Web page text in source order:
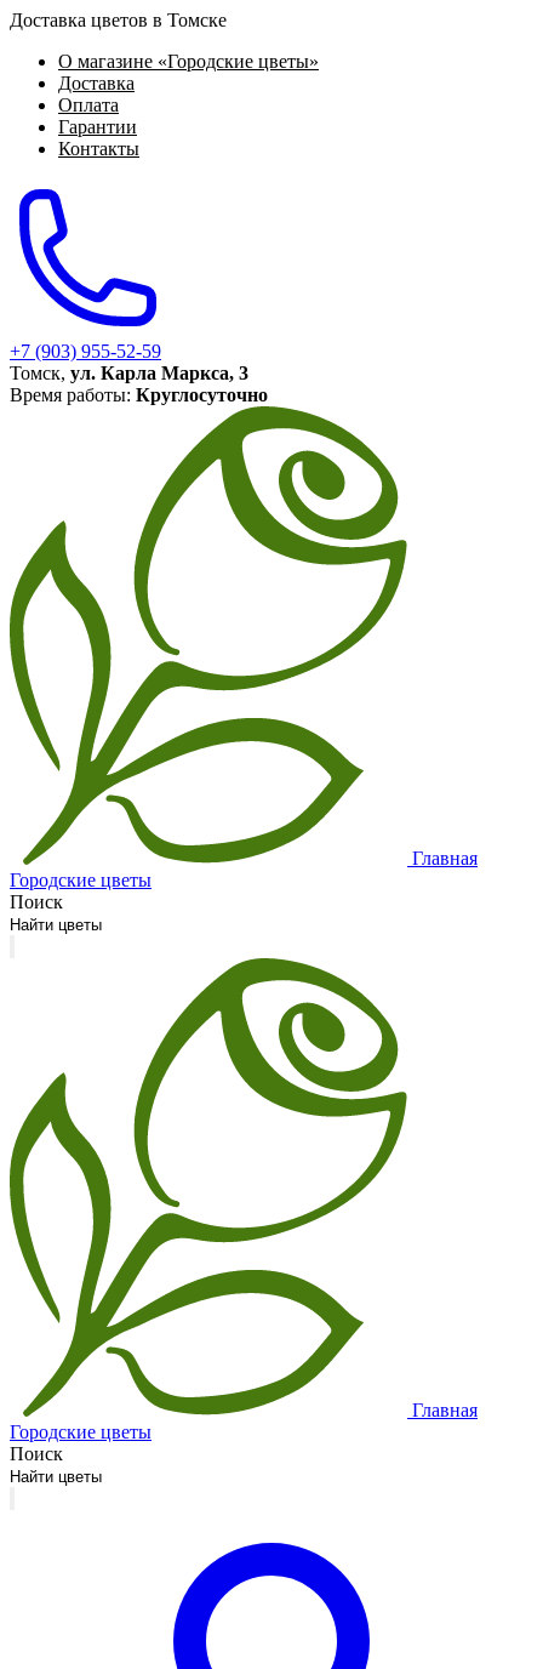
Доставка цветов в Томске
О магазине «Городские цветы»
Доставка
Оплата
Гарантии
Контакты
+7 (903) 955-52-59
Томск, ул. Карла Маркса, 3
Время работы: Круглосуточно
Главная
Городские цветы
Поиск
Главная
Городские цветы
Поиск